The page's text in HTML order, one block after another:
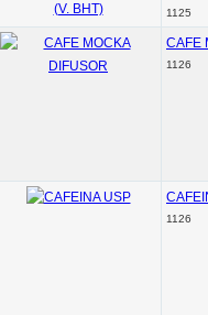
1125
CAFE
1126
1126